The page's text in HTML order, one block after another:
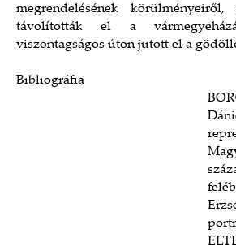
megrendelésének
távolították el a
viszontagságos úton jutott el a
Bibliográfia